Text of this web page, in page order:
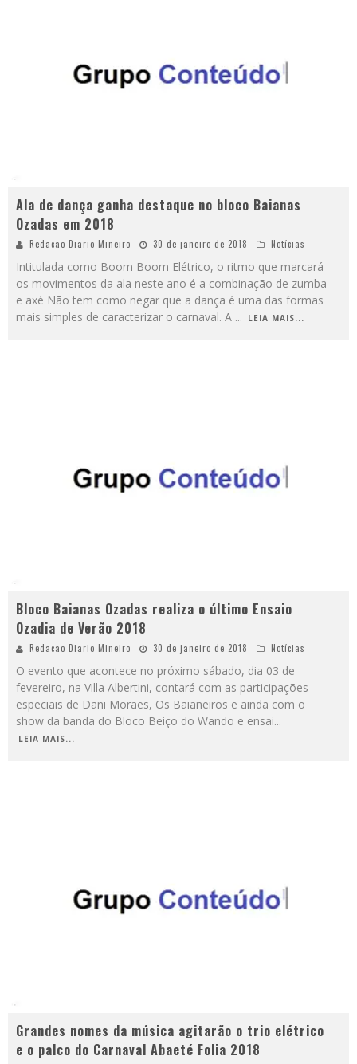
Ala de dança ganha destaque no bloco Baianas
Ozadas em 2018
Redacao Diario Mineiro 30 de janeiro de 2018 Notícias
Intitulada como Boom Boom Elétrico, o ritmo que marcará
os movimentos da ala neste ano é a combinação de zumba
e axé Não tem como negar que a dança é uma das formas
mais simples de caracterizar o carnaval. A ... LEIA MAIS...
Bloco Baianas Ozadas realiza o último Ensaio
Ozadia de Verão 2018
Redacao Diario Mineiro 30 de janeiro de 2018 Notícias
O evento que acontece no próximo sábado, dia 03 de
fevereiro, na Villa Albertini, contará com as participações
especiais de Dani Moraes, Os Baianeiros e ainda com o
show da banda do Bloco Beiço do Wando e ensai...
LEIA MAIS...
Grandes nomes da música agitarão o trio elétrico
e o palco do Carnaval Abaeté Folia 2018